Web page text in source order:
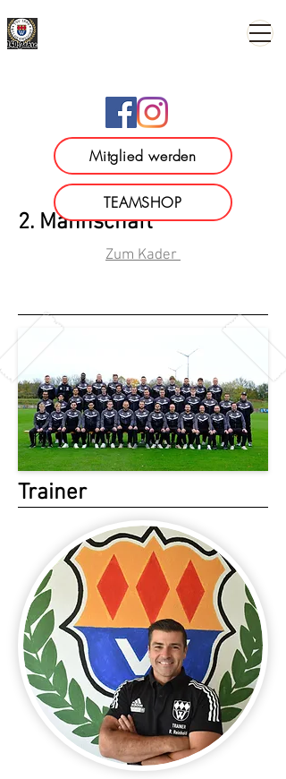
Mitglied werden
TEAMSHOP
2. Mannschaft
Zum Kader
Trainer